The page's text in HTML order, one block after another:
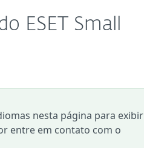
ESET Small
nesta página para exibir
entre em contato com o